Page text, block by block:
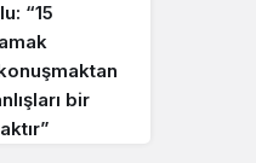
“15
bir